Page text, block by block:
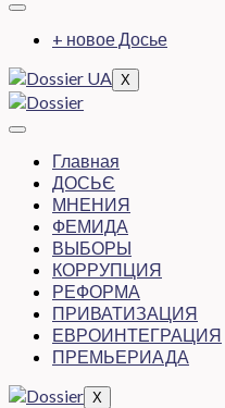
+ новое Досье
X
Главная
ДОСЬЄ
МНЕНИЯ
ФЕМИДА
ВЫБОРЫ
КОРРУПЦИЯ
РЕФОРМА
ПРИВАТИЗАЦИЯ
ЕВРОИНТЕГРАЦИЯ
ПРЕМЬЕРИАДА
X